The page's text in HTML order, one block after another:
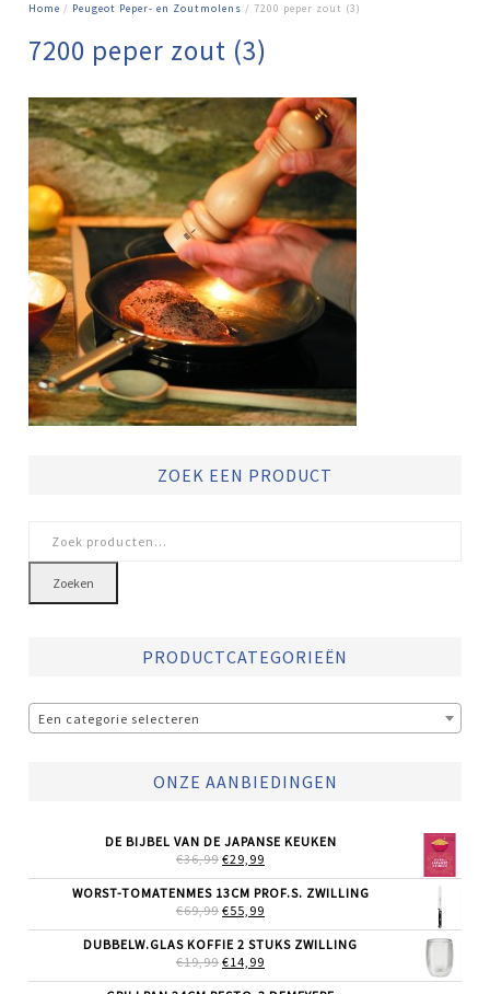
Home / Peugeot Peper- en Zoutmolens / 7200 peper zout (3)
7200 peper zout (3)
ZOEK EEN PRODUCT
naar:
Zoeken
PRODUCTCATEGORIEËN
Een categorie selecteren
ONZE AANBIEDINGEN
DE BIJBEL VAN DE JAPANSE KEUKEN
€36,99 OORSPRONKELIJKE
WAS:
€36,99.
€29,99
IS:
WORST-TOMATENMES 13CM PROF.S. ZWILLING
€69,99 OORSPRONKELIJKE
WAS:
€69,99.
€55,99
IS:
DUBBELW.GLAS KOFFIE 2 STUKS ZWILLING
€19,99 OORSPRONKELIJKE
€14,99